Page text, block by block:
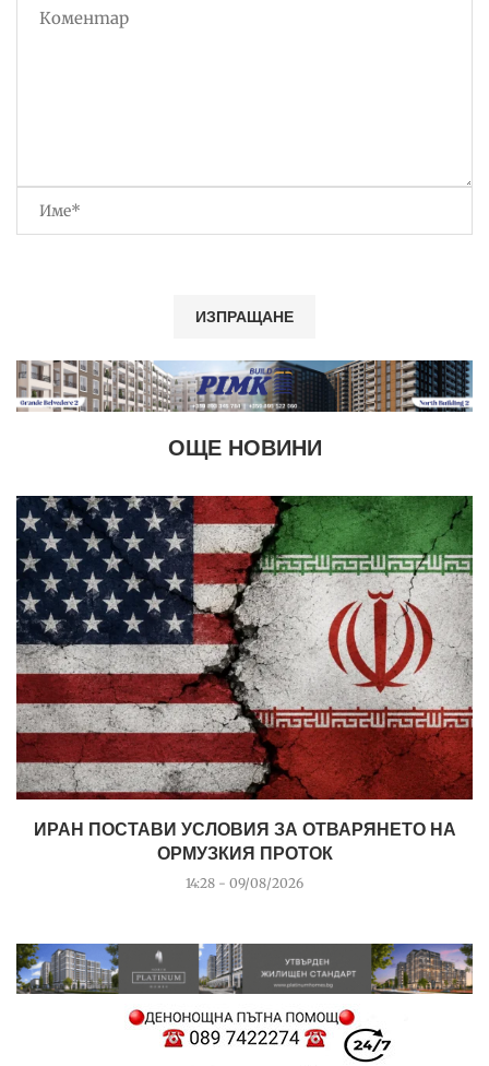
ОЩЕ НОВИНИ
ИРАН ПОСТАВИ УСЛОВИЯ ЗА ОТВАРЯНЕТО НА
ОРМУЗКИЯ ПРОТОК
14:28 - 09/08/2026